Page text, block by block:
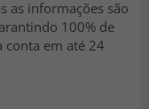
as informações são
100% de
conta em até 24